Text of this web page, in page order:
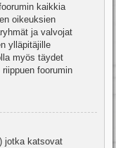
kaikkia
oikeuksien
ja valvojat
ylläpitäjille
myös täydet
foorumin
jotka katsovat